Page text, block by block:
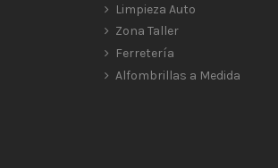
Limpieza Auto
Zona Taller
Ferretería
Alfombrillas a Medida